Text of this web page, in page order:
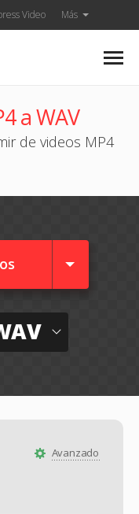
Video Más
a WAV
de videos MP4
Avanzado